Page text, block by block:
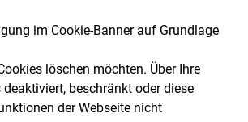
im Cookie-Banner auf Grundlage
löschen möchten. Über Ihre
beschränkt oder diese
der Webseite nicht